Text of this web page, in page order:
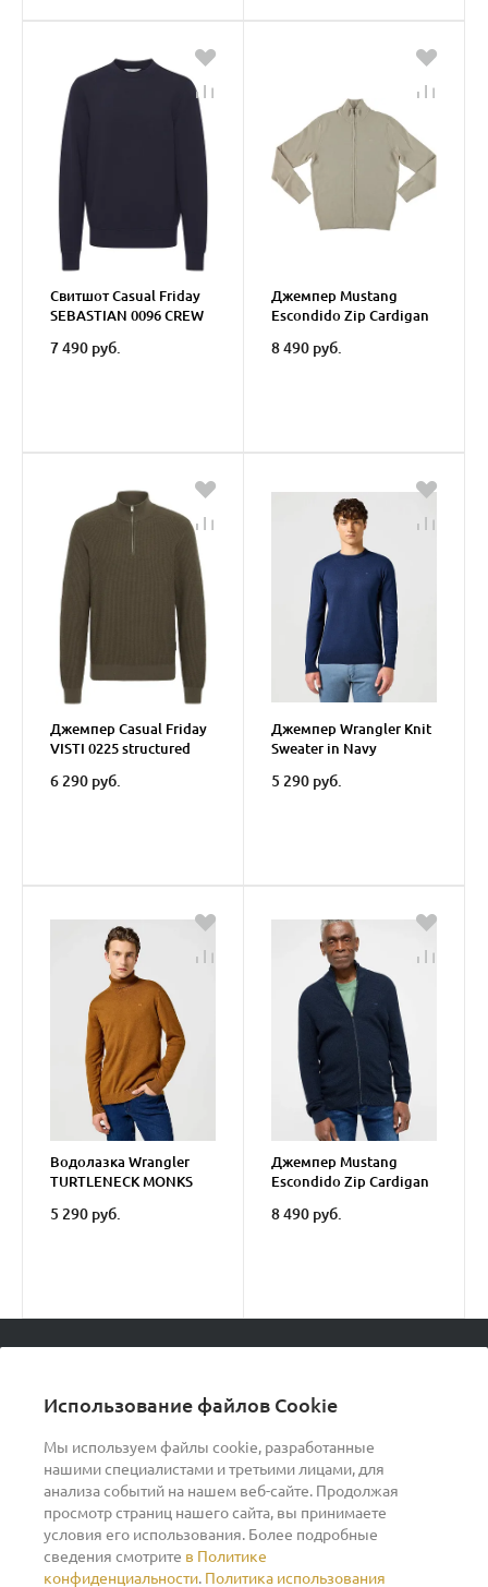
Использование файлов Cookie
Мы используем файлы cookie, разработанные
нашими специалистами и третьими лицами, для
анализа событий на нашем веб-сайте. Продолжая
просмотр страниц нашего сайта, вы принимаете
условия его использования. Более подробные
сведения смотрите в Политике
конфиденциальности. Политика использования
Свитшот Casual Friday
SEBASTIAN 0096 CREW
7 490 руб.
Джемпер Mustang
Escondido Zip Cardigan
8 490 руб.
Джемпер Casual Friday
VISTI 0225 structured
6 290 руб.
Джемпер Wrangler Knit
Sweater in Navy
5 290 руб.
Водолазка Wrangler
TURTLENECK MONKS
5 290 руб.
Джемпер Mustang
Escondido Zip Cardigan
8 490 руб.
О компании
Помощь